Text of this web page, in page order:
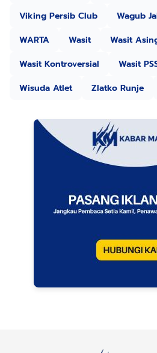
Viking Persib Club
Wagub
WARTA
Wasit
Wasit
Wasit Kontroversial
Wasit
Wisuda Atlet
Zlatko Runje